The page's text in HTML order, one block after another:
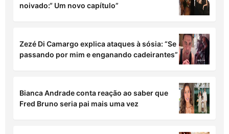
noivado:“ Um novo capítulo”
Zezé Di Camargo explica ataques à sósia: “Se
passando por mim e enganando cadeirantes”
Bianca Andrade conta reação ao saber que
Fred Bruno seria pai mais uma vez